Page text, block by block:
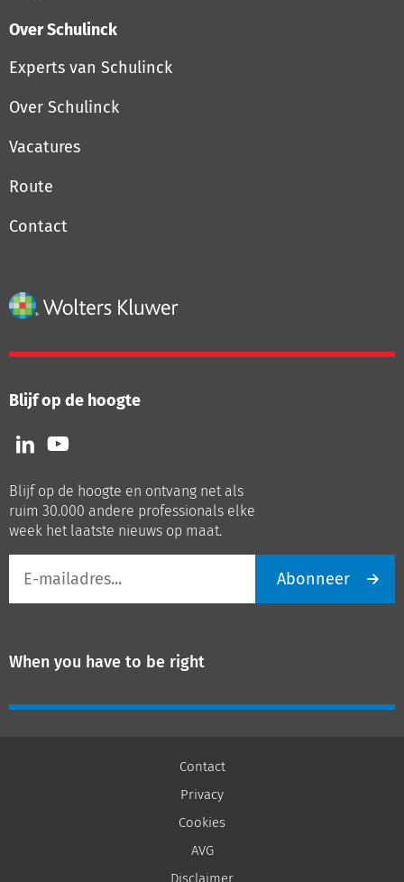
Over Schulinck
Experts van Schulinck
Over Schulinck
Vacatures
Route
Contact
Blijf op de hoogte
Volg
ons
LinkedIn
Volg
ons
Youtube
Blijf op de hoogte en ontvang net als
ruim 30.000 andere professionals elke
week het laatste nieuws op maat.
mailadres
Abonneer
When you have to be right
Contact
Privacy
Cookies
AVG
Disclaimer